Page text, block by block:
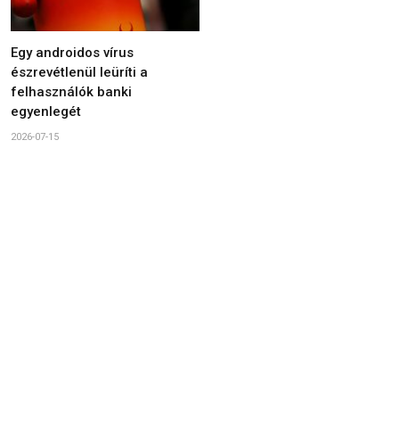
Egy androidos vírus
észrevétlenül leüríti a
felhasználók banki
egyenlegét
2026-07-15